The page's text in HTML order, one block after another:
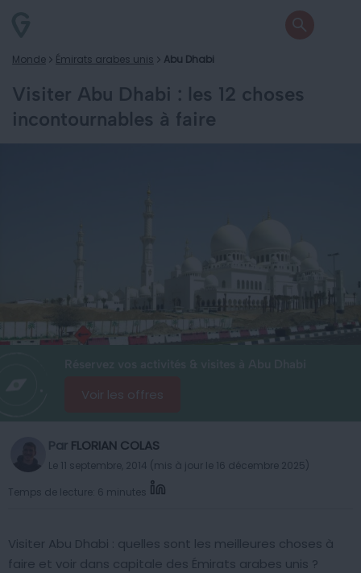
Monde Émirats arabes unis Abu Dhabi
Visiter Abu Dhabi : les 12 choses
incontournables à faire
Voir les offres
Par FLORIAN COLAS
Le 11 septembre, 2014 (mis à jour le 16 décembre 2025)
Temps de lecture: 6 minutes
Visiter Abu Dhabi : quelles sont les meilleures choses à
faire et voir dans capitale des Émirats arabes unis ?